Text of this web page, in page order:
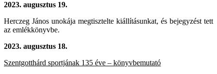
2023. augusztus 19.
Herczeg János unokája megtisztelte kiállításunkat, és bejegyzést tett
az emlékkönyvbe.
2023. augusztus 18.
Szentgotthárd sportjának 135 éve – könyvbemutató